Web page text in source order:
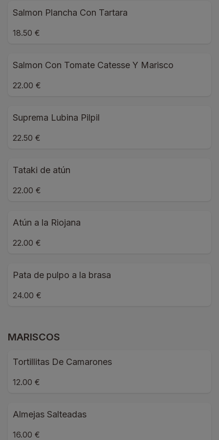
Salmon Plancha Con Tartara
18.50 €
Salmon Con Tomate Catesse Y Marisco
22.00 €
Suprema Lubina Pilpil
22.50 €
Tataki de atún
22.00 €
Atún a la Riojana
22.00 €
Pata de pulpo a la brasa
24.00 €
MARISCOS
Tortillitas De Camarones
12.00 €
Almejas Salteadas
16.00 €